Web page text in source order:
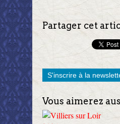
Partager cet
S'inscrire à la
Vous aimerez